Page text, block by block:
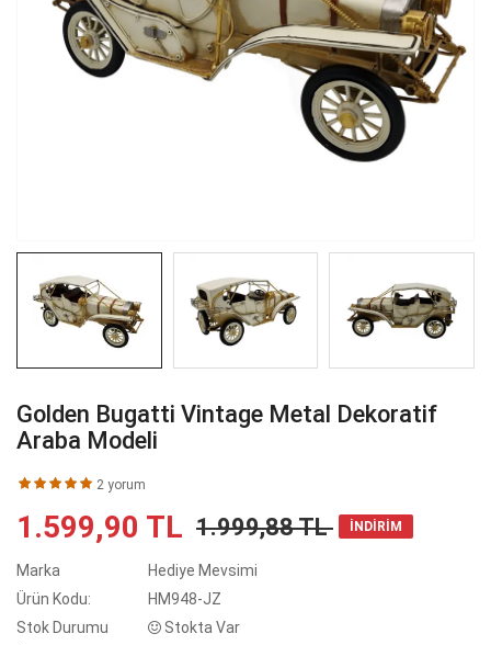
Golden Bugatti Vintage Metal Dekoratif
Araba Modeli
2 yorum
1.599,90 TL 1.999,88 TL İNDİRİM
Marka
Hediye Mevsimi
Ürün Kodu:
HM948-JZ
Stok Durumu
Stokta Var